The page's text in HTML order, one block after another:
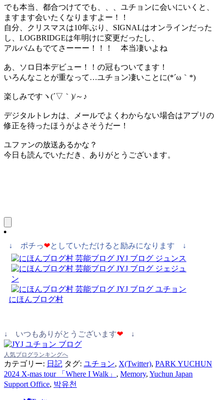
でも本当、都合つけてでも、、、ユチョンに会いにいくと、
ますます会いたくなりますよー！！
自分、クリスマスは10年ぶり、SIGNALはオンラインだった
し、LOGBRIDGEは年明けに変更だったし、
アルバムもでてさーーー！！！ 本当凄いよね
あ、ソロ日本デビュー！！の冠もついてます！
いろんなことが重なって…ユチョン凄いことに(*´ω｀*)
楽しみですヽ(´▽｀)/～♪
デジタルトレカは、メールでよくわからない場合はアプリの
修正を待ったほうがよさそうだー！
ユファンの放送あるかな？
今日も読んでいただき、ありがとうございます。
↓ ポチっ❤としていただけると励みになります ↓
にほんブログ村
↓ いつもありがとうございます❤ ↓
人気ブログランキングへ
カテゴリー: 日記 タグ: ユチョン, X(Twitter), PARK YUCHUN
2024 X-mas tour 「Where I Walk」 , Memory, Yuchun Japan
Support Office, 박유천